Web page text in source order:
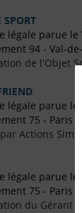
SPORT
légale parue le
94 - Val-
de l'Objet
légale parue le
75 - Paris
Actions
légale parue le
75 - Paris
du Gérant /